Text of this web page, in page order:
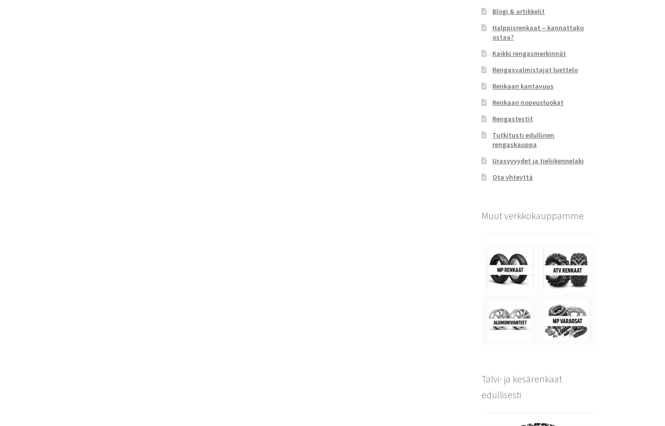
Blogi & artikkelit
Halppisrenkaat – kannattako
ostaa?
Kaikki rengasmerkinnät
Rengasvalmistajat luettelo
Renkaan kantavuus
Renkaan nopeusluokat
Rengastestit
Tutkitusti edullinen
rengaskauppa
Urasyvyydet ja tieliikennelaki
Ota yhteyttä
Muut verkkokauppamme
Talvi- ja kesärenkaat
edullisesti